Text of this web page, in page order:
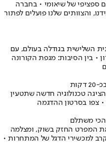
ספציפי של שיאומי • בחברה
והצוותים שלנו פועלים לפתור
השלישית בגודלה בעולם, עם
• בין הסיבות: מגפת הקורונה
טכנולוגיה חדשה שתטעין
המפרט החזק בשוק, ומצלמה
למכשירי הדגל של המתחרות •